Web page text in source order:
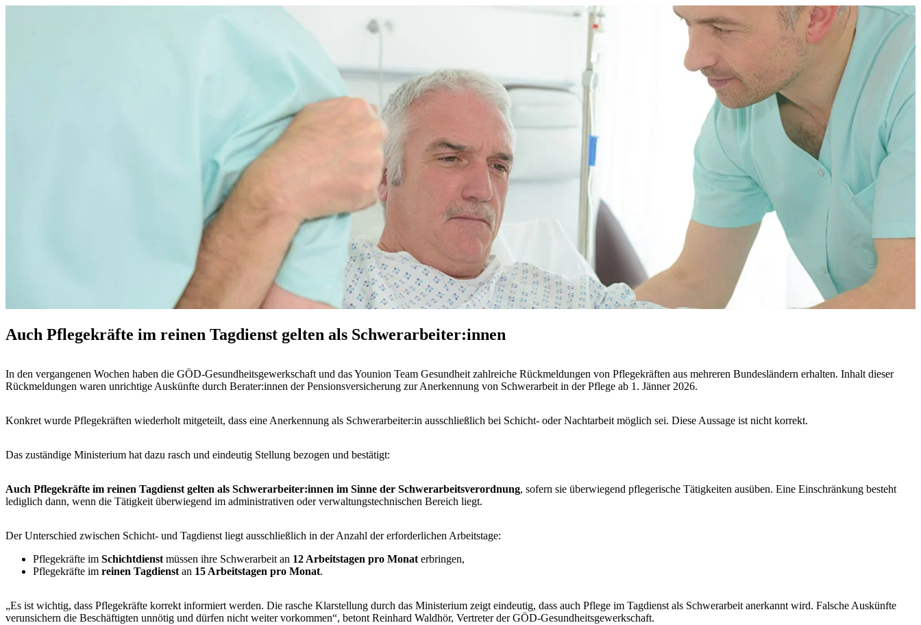
Auch Pflegekräfte im reinen Tagdienst gelten als Schwerarbeiter:innen
In den vergangenen Wochen haben die GÖD-Gesundheitsgewerkschaft und das Younion Team Gesundheit zahlreiche Rückmeldungen von Pflegekräften aus mehreren Bundesländern erhalten. Inhalt dieser
Rückmeldungen waren unrichtige Auskünfte durch Berater:innen der Pensionsversicherung zur Anerkennung von Schwerarbeit in der Pflege ab 1. Jänner 2026.
Konkret wurde Pflegekräften wiederholt mitgeteilt, dass eine Anerkennung als Schwerarbeiter:in ausschließlich bei Schicht- oder Nachtarbeit möglich sei. Diese Aussage ist nicht korrekt.
Das zuständige Ministerium hat dazu rasch und eindeutig Stellung bezogen und bestätigt:
Auch Pflegekräfte im reinen Tagdienst gelten als Schwerarbeiter:innen im Sinne der Schwerarbeitsverordnung, sofern sie überwiegend pflegerische Tätigkeiten ausüben. Eine Einschränkung besteht
lediglich dann, wenn die Tätigkeit überwiegend im administrativen oder verwaltungstechnischen Bereich liegt.
Der Unterschied zwischen Schicht- und Tagdienst liegt ausschließlich in der Anzahl der erforderlichen Arbeitstage:
Pflegekräfte im Schichtdienstmüssen ihre Schwerarbeit an 12 Arbeitstagen pro Monaterbringen,
Pflegekräfte im reinen Tagdienstan 15 Arbeitstagen pro Monat.
„Es ist wichtig, dass Pflegekräfte korrekt informiert werden. Die rasche Klarstellung durch das Ministerium zeigt eindeutig, dass auch Pflege im Tagdienst als Schwerarbeit anerkannt wird. Falsche Auskünfte
verunsichern die Beschäftigten unnötig und dürfen nicht weiter vorkommen“, betont Reinhard Waldhör, Vertreter der GÖD-Gesundheitsgewerkschaft.